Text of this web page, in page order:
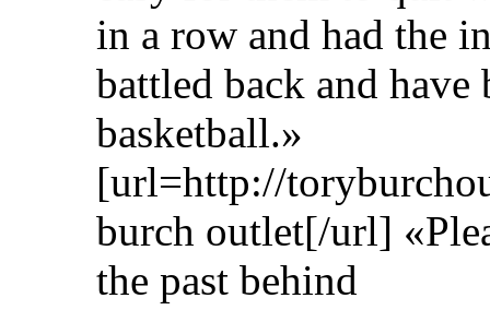
in a row and had the
battled back and
basketball.»
[url=http://
burch outlet[/url]
the past behind